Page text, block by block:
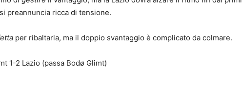
preannuncia ricca di tensione.
per ribaltarla, ma il doppio svantaggio è complicato da colmare.
1-2 Lazio (passa Bodø Glimt)